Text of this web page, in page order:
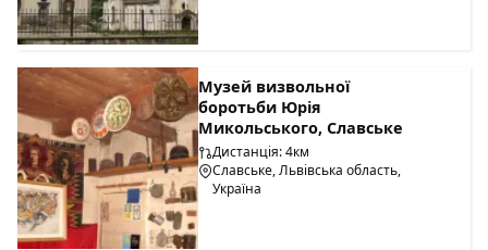
Музей визвольної
боротьби Юрія
Микольського, Славське
Дистанція: 4км
Славське, Львівська область,
Україна